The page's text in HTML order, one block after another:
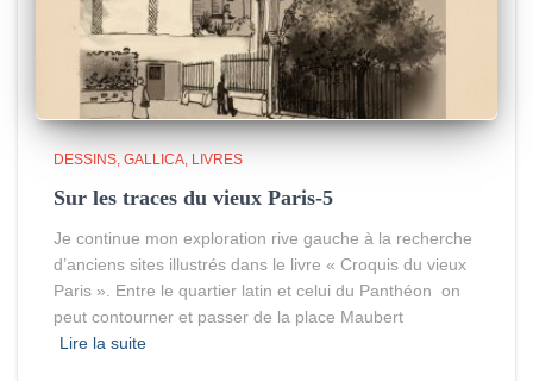
DESSINS GALLICA LIVRES
Sur les traces du vieux Paris-5
Je continue mon exploration rive gauche à la recherche
d’anciens sites illustrés dans le livre « Croquis du vieux
Paris ». Entre le quartier latin et celui du Panthéon on
peut contourner et passer de la place Maubert
Lire la suite